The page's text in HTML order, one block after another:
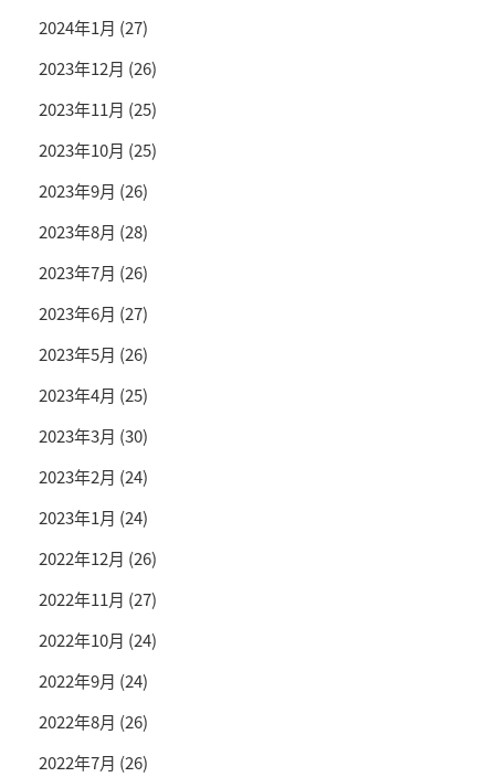
2024年1月 (27)
2023年12月 (26)
2023年11月 (25)
2023年10月 (25)
2023年9月 (26)
2023年8月 (28)
2023年7月 (26)
2023年6月 (27)
2023年5月 (26)
2023年4月 (25)
2023年3月 (30)
2023年2月 (24)
2023年1月 (24)
2022年12月 (26)
2022年11月 (27)
2022年10月 (24)
2022年9月 (24)
2022年8月 (26)
2022年7月 (26)